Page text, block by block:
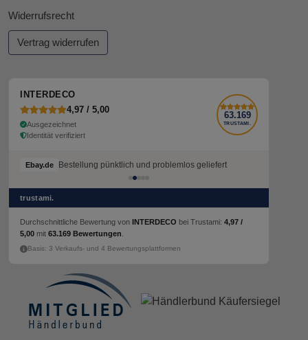
Widerrufsrecht
Vertrag widerrufen
INTERDECO
4,97 / 5,00
Ausgezeichnet
Identität verifiziert
63.169
TRUSTAMI.
Ebay.de Bestellung pünktlich und problemlos geliefert
trustami.
Durchschnittliche Bewertung von INTERDECO bei Trustami: 4,97 /
5,00 mit 63.169 Bewertungen
Basis: 3 Verkaufs- und 4 Bewertungsplattformen